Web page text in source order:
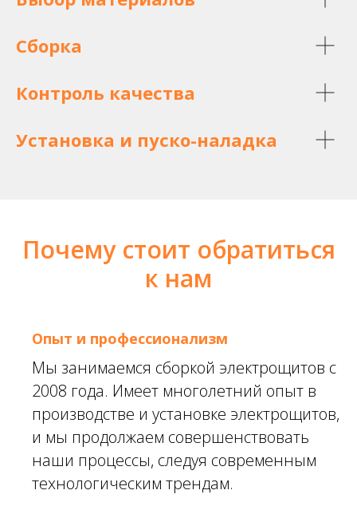
Сборка
Контроль качества
Установка и пуско-наладка
Почему стоит обратиться
к нам
Опыт и профессионализм
Мы занимаемся сборкой электрощитов с
2008 года. Имеет многолетний опыт в
производстве и установке электрощитов,
и мы продолжаем совершенствовать
наши процессы, следуя современным
технологическим трендам.